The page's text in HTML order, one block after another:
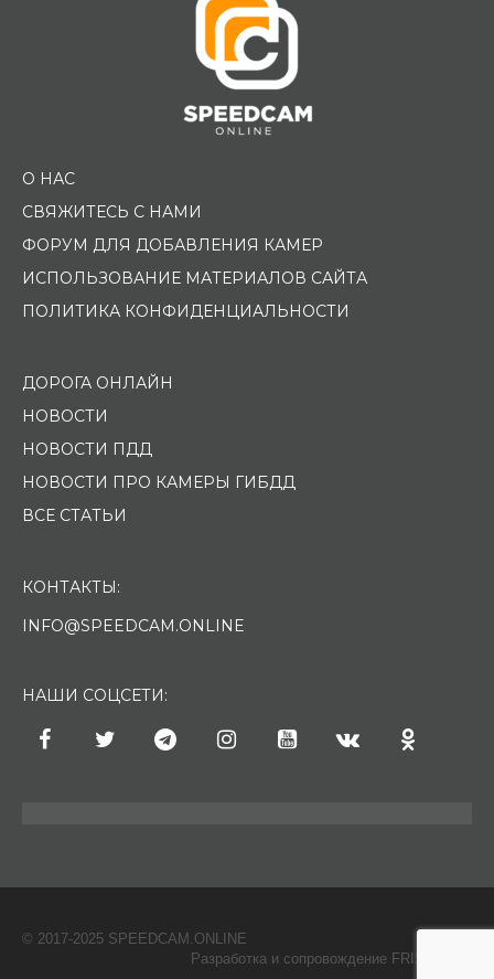
О НАС
СВЯЖИТЕСЬ С НАМИ
ФОРУМ ДЛЯ ДОБАВЛЕНИЯ КАМЕР
ИСПОЛЬЗОВАНИЕ МАТЕРИАЛОВ САЙТА
ПОЛИТИКА КОНФИДЕНЦИАЛЬНОСТИ
ДОРОГА ОНЛАЙН
НОВОСТИ
НОВОСТИ ПДД
НОВОСТИ ПРО КАМЕРЫ ГИБДД
ВСЕ СТАТЬИ
КОНТАКТЫ:
INFO@SPEEDCAM.ONLINE
НАШИ СОЦСЕТИ:
© 2017-2025 SPEEDCAM.ONLINE
Разработка и сопровождение FRISH & С